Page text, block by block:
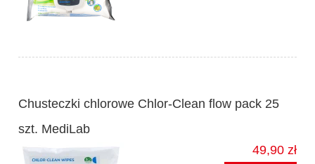
Chusteczki chlorowe Chlor-Clean flow pack 25
szt. MediLab
49,90 zł